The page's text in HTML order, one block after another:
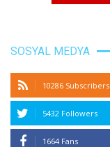
SOSYAL MEDYA
10286 Subscribers
5432 Followers
1664 Fans